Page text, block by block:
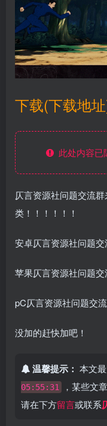
下载(下载地
此处内容已
仄言资源社问题交流
类！！！！！！
安卓仄言资源社问题
苹果仄言资源社问题
pC仄言资源社问题交
没加的赶快加吧！
温馨提示： 本文
05:55:31
，某些文
请在下方留言或联系